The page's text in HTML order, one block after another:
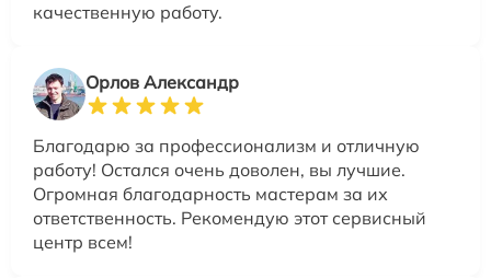
качественную работу.
Орлов Александр
Благодарю за профессионализм и отличную
работу! Остался очень доволен, вы лучшие.
Огромная благодарность мастерам за их
ответственность. Рекомендую этот сервисный
центр всем!